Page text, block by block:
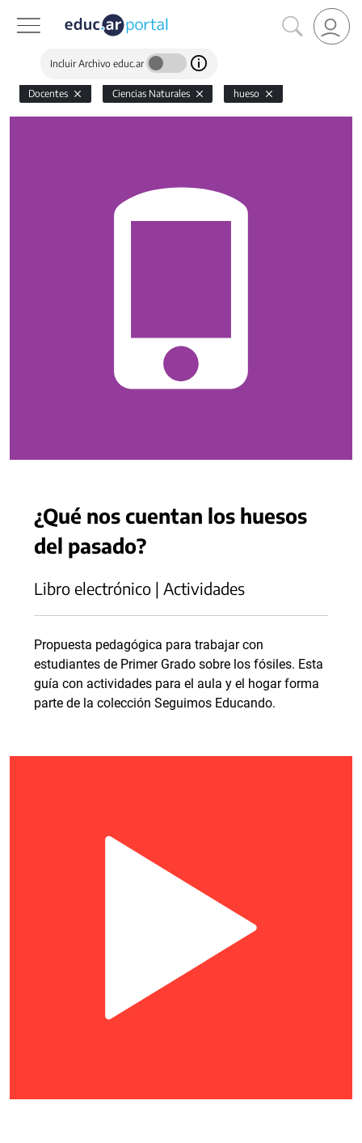
Incluir Archivo educ.ar
Docentes Ciencias Naturales hueso
¿Qué nos cuentan los huesos
del pasado?
Libro electrónico | Actividades
Propuesta pedagógica para trabajar con
estudiantes de Primer Grado sobre los fósiles. Esta
guía con actividades para el aula y el hogar forma
parte de la colección Seguimos Educando.